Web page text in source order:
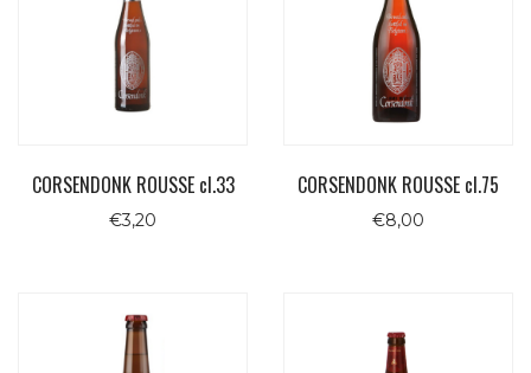
CORSENDONK ROUSSE cl.33
€3,20
CORSENDONK ROUSSE cl.75
€8,00